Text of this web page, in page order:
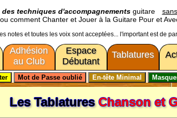
techniques d'accompagnementsguitare
ou comment Chanter et Jouer à la Guitare Pour et
notes et toutes les voix sont acceptées... l'important est de
Adhésion
au Club
Espace
Débutant
Tablatures
Les TablaturesChanson et